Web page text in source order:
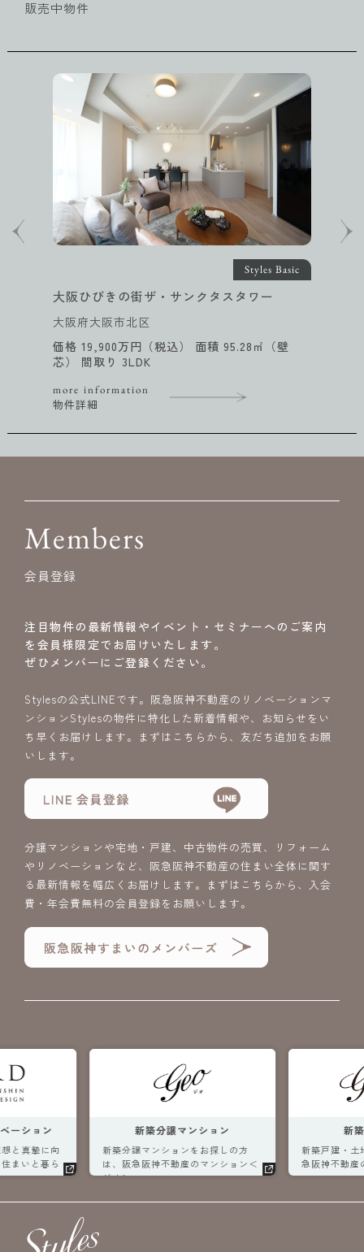
販売中物件
ザ・サンクタスタワー
税込） 面積 95.28㎡（壁
価格 12,800
Members
会員登録
注目物件の最新情報やイベント・セミナーへのご案内
を会員様限定でお届けいたします。
ぜひメンバーにご登録ください。
Stylesの公式LINEです。阪急阪神不動産のリノベーションマ
ンションStylesの物件に特化した新着情報や、お知らせをい
ち早くお届けします。まずはこちらから、友だち追加をお願
いします。
分譲マンションや宅地・戸建、中古物件の売買、リフォーム
やリノベーションなど、阪急阪神不動産の住まい全体に関す
る最新情報を幅広くお届けします。まずはこちらから、入会
費・年会費無料の会員登録をお願いします。
ーション
と真摯に向
まいと暮ら
新築分譲マンション
新築分譲マンションをお探しの方
は、阪急阪神不動産のマンション＜
ジオ＞へ。
新
新築戸建・土
急阪神不動産
へ。